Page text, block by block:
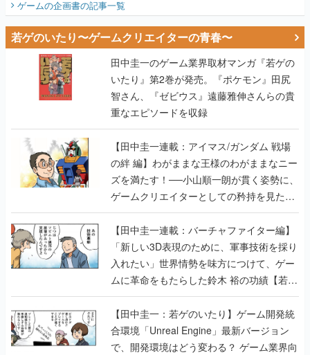
田中圭一のゲーム業界取材マンガ『若ゲの
いたり』第2巻が発売。『ポケモン』田尻
智さん、『ゼビウス』遠藤雅伸さんらの貴
重なエピソードを収録
【田中圭一連載：アイマス/ガンダム 戦場
の絆 編】わがままな王様のわがままなニー
ズを満たす！──小山順一朗が貫く姿勢に、
ゲームクリエイターとしての矜持を見た
【若ゲのいたり最終回】
【田中圭一連載：バーチャファイター編】
「新しい3D表現のために、軍事技術を採り
入れたい」世界情勢を味方につけて、ゲー
ムに革命をもたらした鈴木 裕の功績【若ゲ
のいたり】
【田中圭一：若ゲのいたり】ゲーム開発統
合環境「Unreal Engine」最新バージョン
で、開発環境はどう変わる？ ゲーム業界向
けソリューションイベント「GTMF2019」
に行って、より理解を深めよう【PR】
【田中圭一連載：サイバーコネクトツー